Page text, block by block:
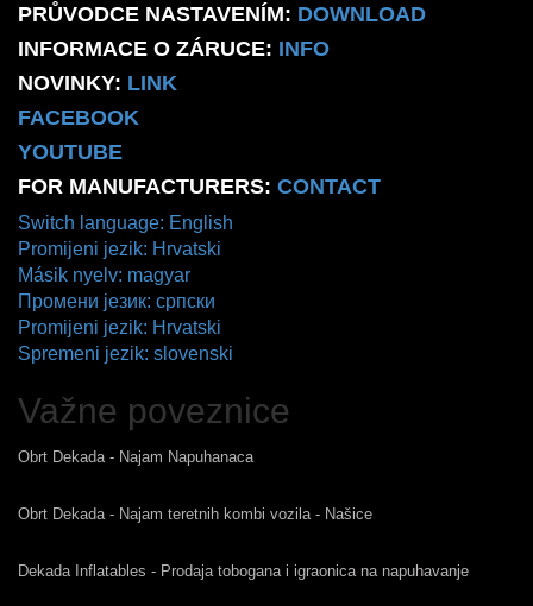
PRŮVODCE NASTAVENÍM: DOWNLOAD
INFORMACE O ZÁRUCE: INFO
NOVINKY: LINK
FACEBOOK
YOUTUBE
FOR MANUFACTURERS: CONTACT
Switch language: English
Promijeni jezik: Hrvatski
Másik nyelv: magyar
Промени језик: српски
Promijeni jezik: Hrvatski
Spremeni jezik: slovenski
Važne poveznice
Obrt Dekada - Najam Napuhanaca
Obrt Dekada - Najam teretnih kombi vozila - Našice
Dekada Inflatables - Prodaja tobogana i igraonica na napuhavanje